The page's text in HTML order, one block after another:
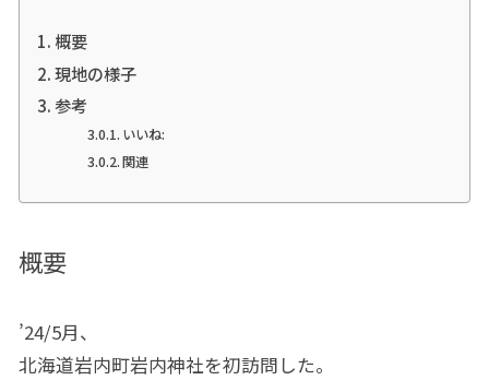
概要
現地の様子
参考
いいね:
関連
概要
’24/5月、
北海道岩内町岩内神社を初訪問した。